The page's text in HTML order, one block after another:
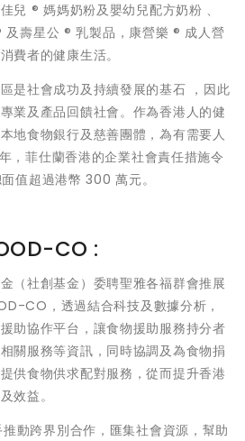
兒 ® 媽媽奶粉及嬰幼兒配方奶粉 、
壽星公 ® 乳製品，康營樂 ® 成人營
費者的健康生活。
是社會成功及持續發展的基石 ，因此
業及產品回饋社會。作為香港人的健
地食物銀行及慈善團體，為有需要人
，菲仕蘭香港的企業社會責任措施令
值超過港幣 300 萬元。
CO :
（社創基金）委聘聖雅各福群會推展
CO，透過結合科技及數據分析，
助協作平台，讓食物援助服務持分者
關服務等資訊，同時協調及為食物捐
供食物供求配對服務，從而提升香港
效益。
動跨界別合作，匯集社會資源，幫助